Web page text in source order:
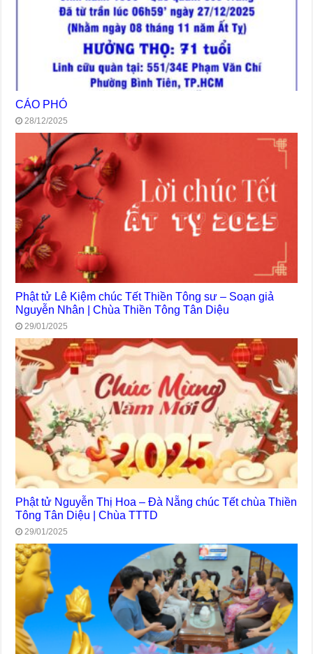
CÁO PHÓ
28/12/2025
Phật tử Lê Kiệm chúc Tết Thiền Tông sư – Soạn giả
Nguyễn Nhân | Chùa Thiền Tông Tân Diệu
29/01/2025
Phật tử Nguyễn Thị Hoa – Đà Nẵng chúc Tết chùa Thiền
Tông Tân Diệu | Chùa TTTD
29/01/2025